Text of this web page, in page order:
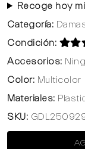
Recoge hoy
Categoría:
Condición:
Accesorios:
Color: Multicolor
Materiales:
SKU: